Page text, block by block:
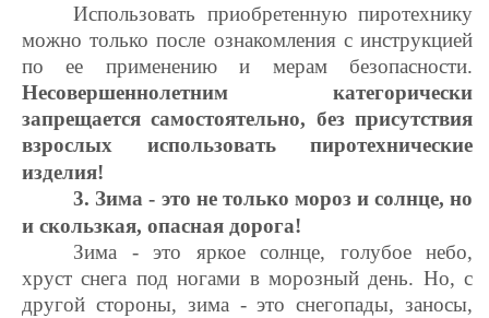
Использовать приобретенную пиротехнику
можно только после ознакомления с инструкцией
по ее применению и мерам безопасности.
Несовершеннолетним категорически
запрещается самостоятельно, без присутствия
взрослых использовать пиротехнические
изделия!
3. Зима - это не только мороз и солнце, но
и скользкая, опасная дорога!
Зима - это яркое солнце, голубое небо,
хруст снега под ногами в морозный день. Но, с
другой стороны, зима - это снегопады, заносы,